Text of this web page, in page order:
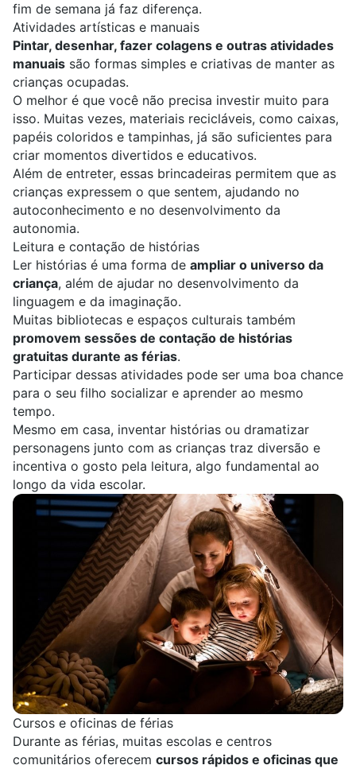
fim de semana já faz diferença.
Atividades artísticas e manuais
Pintar, desenhar, fazer colagens e outras atividades
manuais são formas simples e criativas de manter as
crianças ocupadas.
O melhor é que você não precisa investir muito para
isso. Muitas vezes, materiais recicláveis, como caixas,
papéis coloridos e tampinhas, já são suficientes para
criar momentos divertidos e educativos.
Além de entreter, essas brincadeiras permitem que as
crianças expressem o que sentem, ajudando no
autoconhecimento e no desenvolvimento da
autonomia.
Leitura e contação de histórias
Ler histórias é uma forma de ampliar o universo da
criança, além de ajudar no desenvolvimento da
linguagem e da imaginação.
Muitas bibliotecas e espaços culturais também
promovem sessões de contação de histórias
gratuitas durante as férias.
Participar dessas atividades pode ser uma boa chance
para o seu filho socializar e aprender ao mesmo
tempo.
Mesmo em casa, inventar histórias ou dramatizar
personagens junto com as crianças traz diversão e
incentiva o gosto pela leitura, algo fundamental ao
longo da vida escolar.
Cursos e oficinas de férias
Durante as férias, muitas escolas e centros
comunitários oferecem cursos rápidos e oficinas que